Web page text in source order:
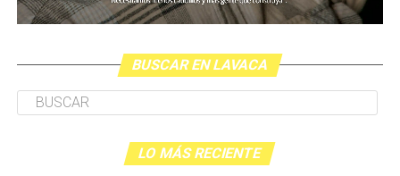
BUSCAR EN LAVACA
LO MÁS RECIENTE